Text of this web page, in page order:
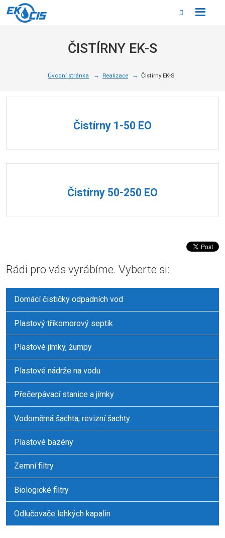
ČISTÍRNY EK-S
Úvodní stránka Realizace Čistírny EK-S
Čistírny 1-50 EO
Čistírny 50-250 EO
Rádi pro vás vyrábíme. Vyberte si:
Domácí čističky odpadních vod
Plastový tříkomorový septik
Plastové jímky, žumpy
Plastové nádrže na vodu
Přečerpávací stanice a jímky
Vodoměrná šachta, revizní šachty
Plastové bazény
Zemní filtry
Biologické filtry
Odlučovače lehkých kapalin